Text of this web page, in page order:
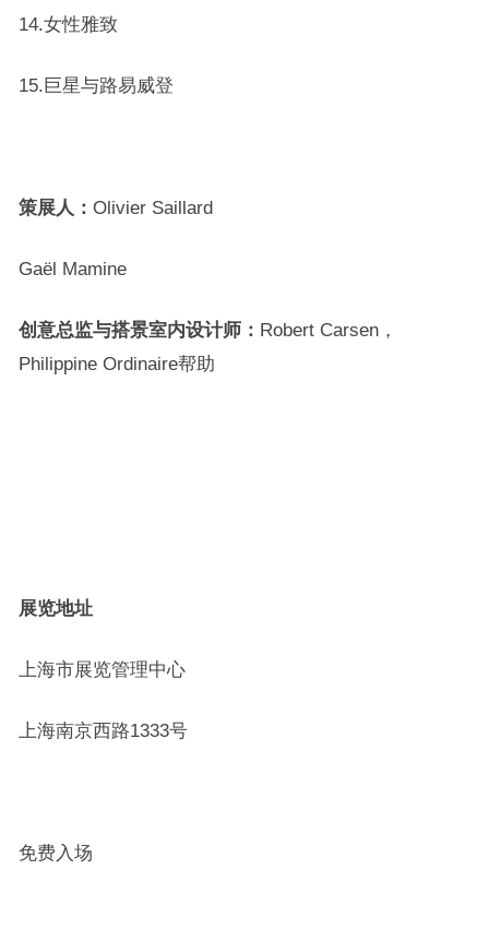
14.女性雅致
15.巨星与路易威登
策展人： Olivier Saillard
Gaël Mamine
创意总监与搭景室内设计师： Robert Carsen，
Philippine Ordinaire帮助
展览地址
上海市展览管理中心
上海南京西路1333号
免费入场